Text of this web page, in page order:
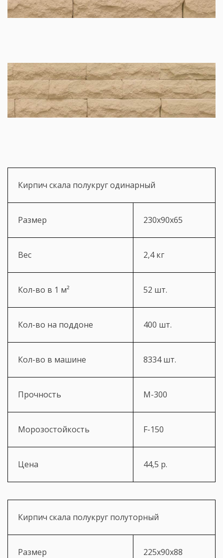
Кирпич скала полукруг одинарный
Размер 230х90х65
Вес 2,4 кг
Кол-во в 1 м² 52 шт.
Кол-во на поддоне 400 шт.
Кол-во в машине 8334 шт.
Прочность М-300
Морозостойкость F-150
Цена 44,5 р.
Кирпич скала полукруг полуторный
Размер 225х90х88